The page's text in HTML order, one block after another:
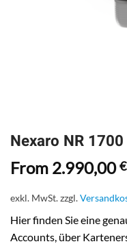
Nexaro NR
From 2.990,00€
exkl. MwSt.zzgl.
Hier finden Sie eine
Accounts, über